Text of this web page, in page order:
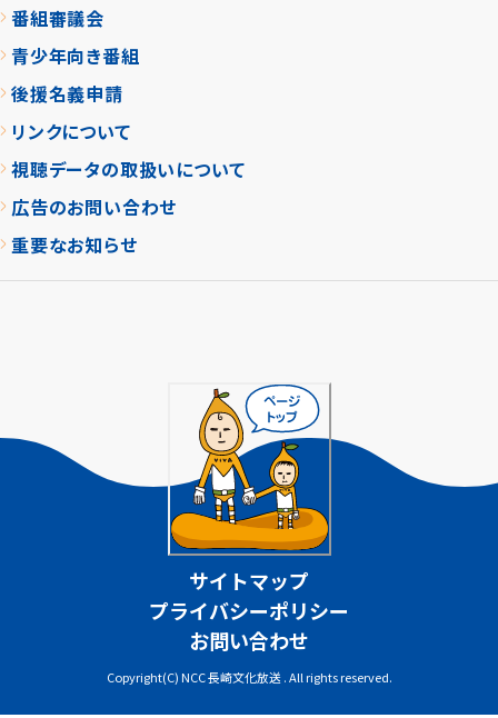
番組審議会
青少年向き番組
後援名義申請
リンクについて
視聴データの取扱いについて
広告のお問い合わせ
重要なお知らせ
サイトマップ
プライバシーポリシー
お問い合わせ
Copyright(C) NCC 長崎文化放送 . All rights reserved.